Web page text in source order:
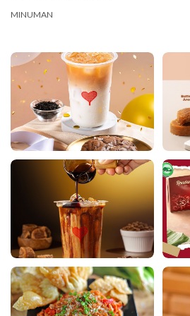
MINUMAN